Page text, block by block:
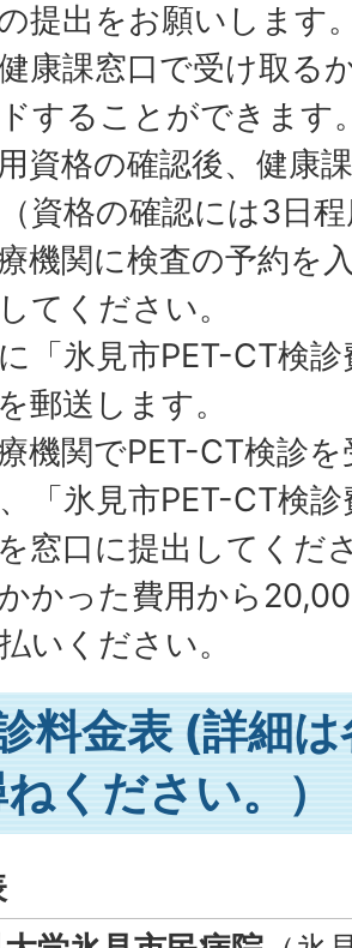
提出をお願いします
康課窓口で受け取る
することができます
資格の確認後、健康
資格の確認には3日
機関に検査の予約を
てください。
「氷見市PET-CT検
郵送します。
機関でPET-CT検診
「氷見市PET-CT検
窓口に提出してくだ
かった費用から
いください。
料金表 (詳細
ください。）